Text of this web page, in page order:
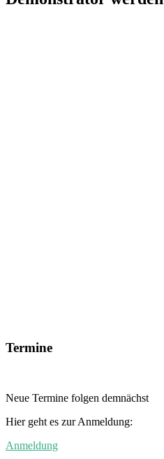
Termine
Neue Termine folgen demnächst
Hier geht es zur Anmeldung:
Anmeldung